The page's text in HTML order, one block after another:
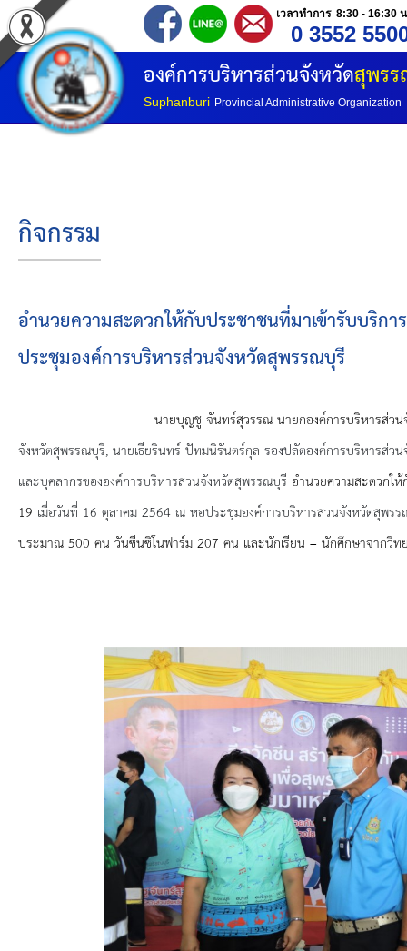
เวลาทำการ 8:30 - 16:30
0 3552
องค์การบริหารส่วนจังหวัดสุพร
Suphanburi Provincial Administrative Organization
หน้าแรก
ประวัติ อบจ
โครงสร้างองค์กร
โครงสร้างการแบ่งส่วนราชการ
วิสัยทัศน์
ยุทธศาสตร์การพัฒนา
ประวัตินายก
รายการ อบจ.สัมพันธ์
ประกาศจัดซื้อ-จัดจ้าง
ประกาศจัดซื้อ-จัดจ้างภาครัฐ
รายงานผู้ใช้บริการกล้อง CCTV
ข้อมูลการเลือกตั้ง
นโยบายคุ้มครองข้อมูลส่วนบุคคล
กิจกรรม
อำนวยความสะดวกให้กับประชาชนที่มาเข้ารับบริ
ประชุมองค์การบริหารส่วนจังหวัดสุพรรณบุรี
นายบุญชู จันทร์สุวรรณ นายกองค์การบริหารส่วนจังหวั
จังหวัดสุพรรณบุรี, นายเธียรินทร์ ปัทมนิรันดร์กุล รองปลัดองค์การบริหารส่ว
และบุคลากรขององค์การบริหารส่วนจังหวัดสุพรรณบุรี อำนวยความสะดวกใ
19 เมื่อวันที่ 16 ตุลาคม 2564 ณ หอประชุมองค์การบริหารส่วนจังหวัดสุพร
ประมาณ 500 คน วันซีนซิโนฟาร์ม 207 คน และนักเรียน – นักศึกษาจากวิท